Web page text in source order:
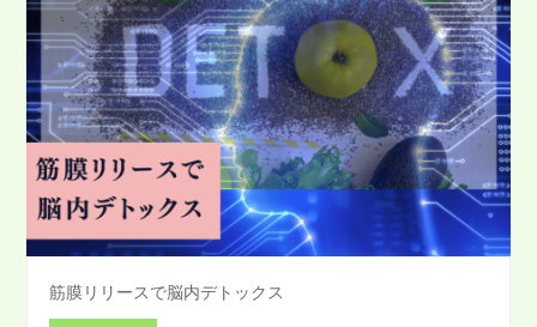
筋膜リリースで脳内デトックス